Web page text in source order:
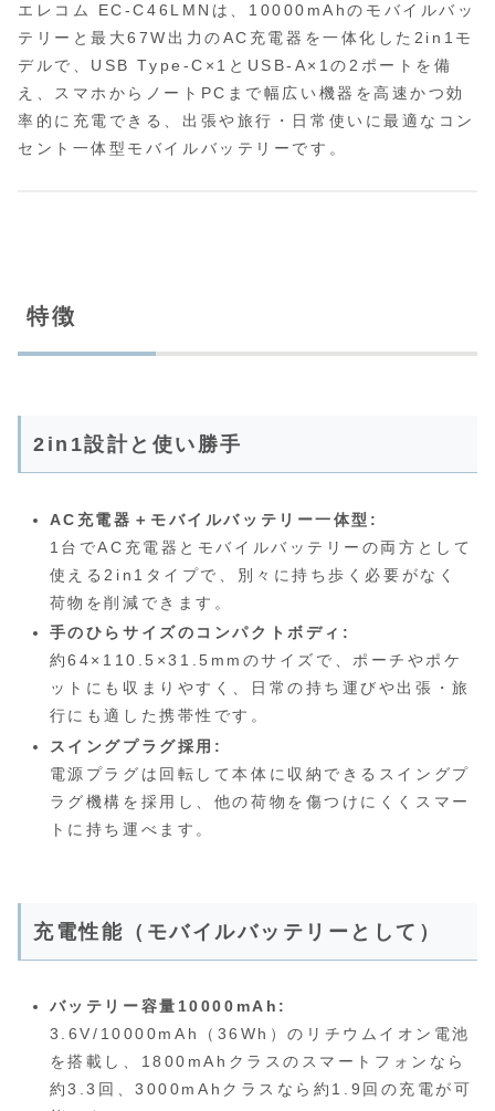
エレコム EC-C46LMNは、10000mAhのモバイルバッ
テリーと最大67W出力のAC充電器を一体化した2in1モ
デルで、USB Type-C×1とUSB-A×1の2ポートを備
え、スマホからノートPCまで幅広い機器を高速かつ効
率的に充電できる、出張や旅行・日常使いに最適なコン
セント一体型モバイルバッテリーです。
特徴
2in1設計と使い勝手
AC充電器＋モバイルバッテリー一体型:
1台でAC充電器とモバイルバッテリーの両方として
使える2in1タイプで、別々に持ち歩く必要がなく
荷物を削減できます。
手のひらサイズのコンパクトボディ:
約64×110.5×31.5mmのサイズで、ポーチやポケ
ットにも収まりやすく、日常の持ち運びや出張・旅
行にも適した携帯性です。
スイングプラグ採用:
電源プラグは回転して本体に収納できるスイングプ
ラグ機構を採用し、他の荷物を傷つけにくくスマー
トに持ち運べます。
充電性能（モバイルバッテリーとして）
バッテリー容量10000mAh:
3.6V/10000mAh（36Wh）のリチウムイオン電池
を搭載し、1800mAhクラスのスマートフォンなら
約3.3回、3000mAhクラスなら約1.9回の充電が可